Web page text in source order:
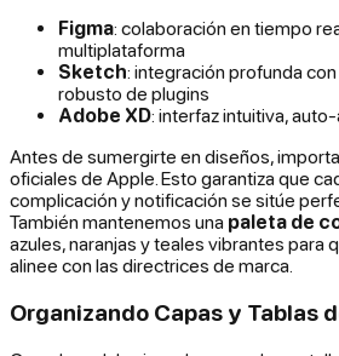
Figma: colaboración en tiempo
multiplataforma
Sketch: integración profunda
robusto de plugins
Adobe XD: interfaz intuitiva,
Antes de sumergirte en diseños,
oficiales de Apple. Esto garantiza que
complicación y notificación se sitúe
También mantenemos una paleta de
azules, naranjas y teales vibrantes para
alinee con las directrices de marca.
Organizando Capas y Tablas